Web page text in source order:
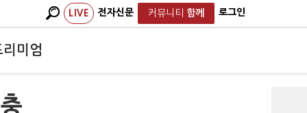
LIVE 전자신문 커뮤니티 함께 로그인
리미엄